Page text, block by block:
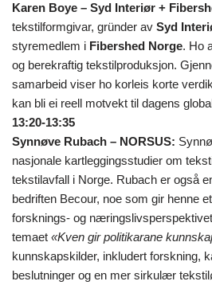
Karen Boye – Syd Interiør +
tekstilformgivar, gründer av Syd
styremedlem i Fibershed Norge. Ho
og berekraftig tekstilproduksjon.
samarbeid viser ho korleis korte
kan bli ei reell motvekt til dagens
13:20-13:35
Synnøve Rubach – NORSUS:
nasjonale kartleggingsstudier om
tekstilavfall i Norge. Rubach er også
bedriften Becour, noe som gir henne
forsknings- og
temaet «Kven gir politikarane
kunnskapskilder, inkludert forskning,
beslutninger og en mer sirkulær